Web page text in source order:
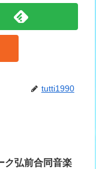
tutti1990
ク弘前合同音楽